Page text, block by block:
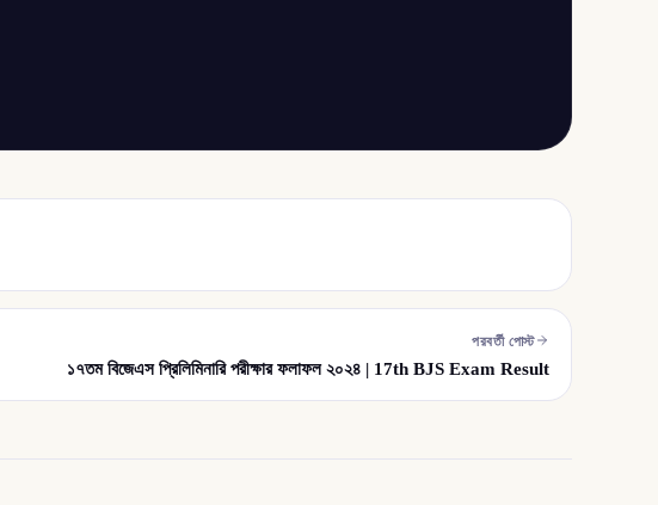
পরবর্তী পোস্ট
১৭তম বিজেএস প্রিলিমিনারি পরীক্ষার ফলাফল ২০২৪ | 17th BJS Exam Result